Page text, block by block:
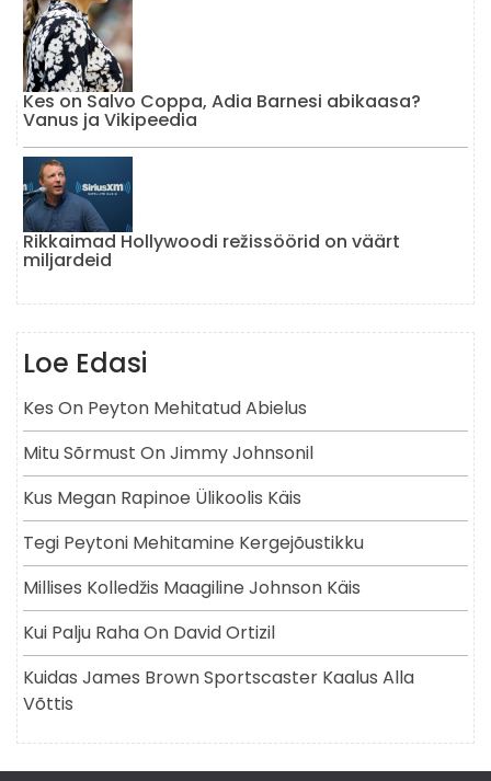
Kes on Salvo Coppa, Adia Barnesi abikaasa?
Vanus ja Vikipeedia
Rikkaimad Hollywoodi režissöörid on väärt
miljardeid
Loe Edasi
Kes On Peyton Mehitatud Abielus
Mitu Sõrmust On Jimmy Johnsonil
Kus Megan Rapinoe Ülikoolis Käis
Tegi Peytoni Mehitamine Kergejõustikku
Millises Kolledžis Maagiline Johnson Käis
Kui Palju Raha On David Ortizil
Kuidas James Brown Sportscaster Kaalus Alla
Võttis